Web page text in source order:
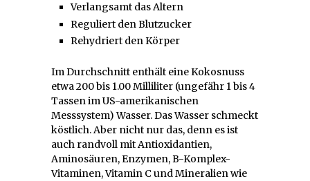
Verlangsamt das Altern
Reguliert den Blutzucker
Rehydriert den Körper
Im Durchschnitt enthält eine Kokosnuss
etwa 200 bis 1.00 Milliliter (ungefähr 1 bis 4
Tassen im US-amerikanischen
Messsystem) Wasser. Das Wasser schmeckt
köstlich. Aber nicht nur das, denn es ist
auch randvoll mit Antioxidantien,
Aminosäuren, Enzymen, B-Komplex-
Vitaminen, Vitamin C und Mineralien wie